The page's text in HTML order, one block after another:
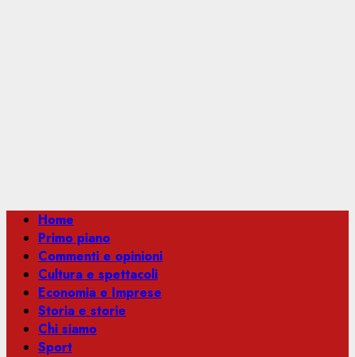
Menu
principale
Home
Primo piano
Commenti e opinioni
Cultura e spettacoli
Economia e Imprese
Storia e storie
Chi siamo
Sport